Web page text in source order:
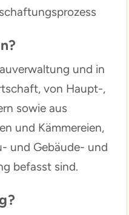
und in
von Haupt-,
sowie aus
und Kämmereien,
und Gebäude- und
befasst sind.